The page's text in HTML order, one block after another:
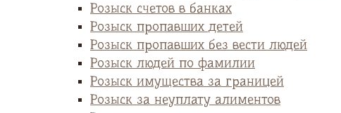
Розыск счетов в банках
Розыск пропавших детей
Розыск пропавших без вести людей
Розыск людей по фамилии
Розыск имущества за границей
Розыск за неуплату алиментов